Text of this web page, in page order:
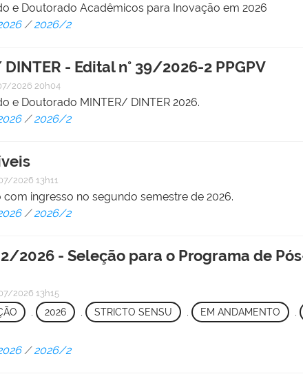
e Doutorado Acadêmicos para Inovação em 2026
/2026/2
- Edital n° 39/2026-2 PPGPV
2026 20h04
e Doutorado MINTER/ DINTER 2026.
/2026/2
2026 13h11
ingresso no segundo semestre de 2026.
/2026/2
2026 - Seleção para o Programa de
2026 13h15
, 2026 , STRICTO SENSU EM ANDAMENTO
/2026/2